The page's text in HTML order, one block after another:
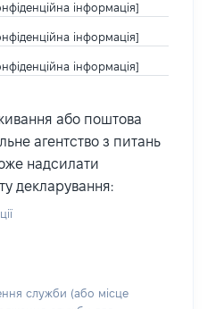
інформація]
інформація]
інформація]
або поштова
агентство з питань
надсилати
декларування:
служби (або місце